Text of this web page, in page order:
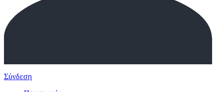
Σύνδεση